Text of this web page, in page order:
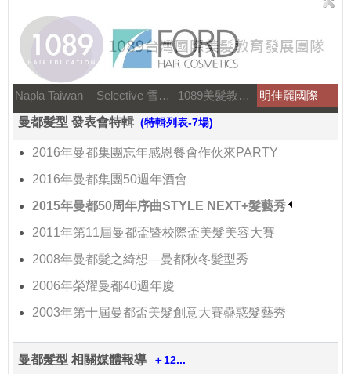
Napla Taiwan Selective 雪樂媞 1089美髮教育團隊
明佳麗國際
曼都髮型 發表會特輯 (特輯列表-7場)
2016年曼都集團忘年感恩餐會作伙來PARTY
2016年曼都集團50週年酒會
2015年曼都50周年序曲STYLE NEXT+髮藝秀
2011年第11屆曼都盃暨校際盃美髮美容大賽
2008年曼都髮之綺想—曼都秋冬髮型秀
2006年榮耀曼都40週年慶
2003年第十屆曼都盃美髮創意大賽蠱惑髮藝秀
曼都髮型 相關媒體報導 ＋12...